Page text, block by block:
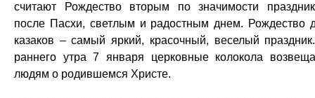
считают Рождество вторым по значимости
после Пасхи, светлым и радостным днем. Рождество
казаков – самый яркий, красочный, веселый
раннего утра 7 января церковные колокола
людям о родившемся Христе.